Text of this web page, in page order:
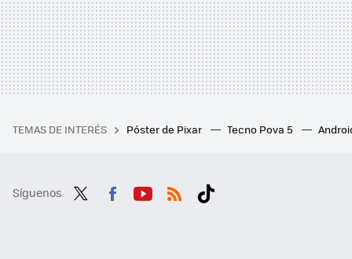
TEMAS DE INTERÉS Póster de Pixar Tecno Pova 5
Síguenos